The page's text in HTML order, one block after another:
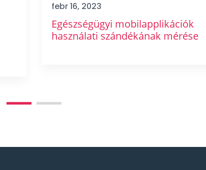
febr 16, 2023
Egészségügyi mobilapplikációk
használati szándékának mérése